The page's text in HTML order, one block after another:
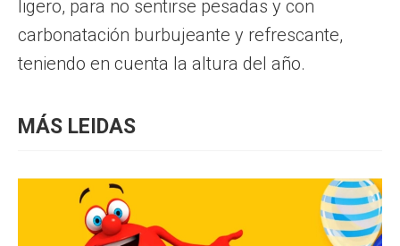
ligero, para no sentirse pesadas y con
carbonatación burbujeante y refrescante,
teniendo en cuenta la altura del año.
MÁS LEIDAS